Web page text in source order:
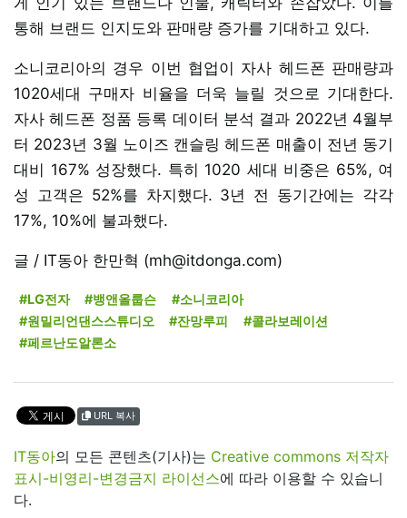
통해 브랜드 인지도와 판매량 증가를 기대하고 있다.
소니코리아의 경우 이번 협업이 자사 헤드폰 판매량과
1020세대 구매자 비율을 더욱 늘릴 것으로 기대한다.
자사 헤드폰 정품 등록 데이터 분석 결과 2022년 4월부
터 2023년 3월 노이즈 캔슬링 헤드폰 매출이 전년 동기
대비 167% 성장했다. 특히 1020 세대 비중은 65%, 여
성 고객은 52%를 차지했다. 3년 전 동기간에는 각각
17%, 10%에 불과했다.
글 / IT동아 한만혁 (mh@itdonga.com)
#LG전자 #뱅앤올룹슨
#소니코리아
#원밀리언댄스스튜디오
#잔망루피
#콜라보레이션
#페르난도알론소
URL 복사
IT동아의 모든 콘텐츠(기사)는 Creative commons 저작자
표시-비영리-변경금지 라이선스에 따라 이용할 수 있습니
다.